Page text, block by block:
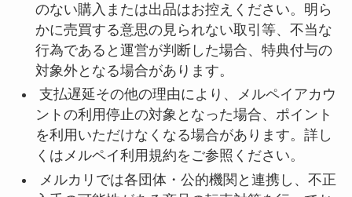
のない購入または出品はお控えください。明ら
かに売買する意思の見られない取引等、不当な
行為であると運営が判断した場合、特典付与の
対象外となる場合があります。
支払遅延その他の理由により、メルペイアカウ
ントの利用停止の対象となった場合、ポイント
を利用いただけなくなる場合があります。詳し
くはメルペイ利用規約をご参照ください。
メルカリでは各団体・公的機関と連携し、不正